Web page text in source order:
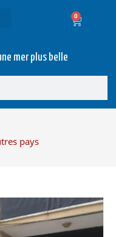
0
mer plus belle
pays